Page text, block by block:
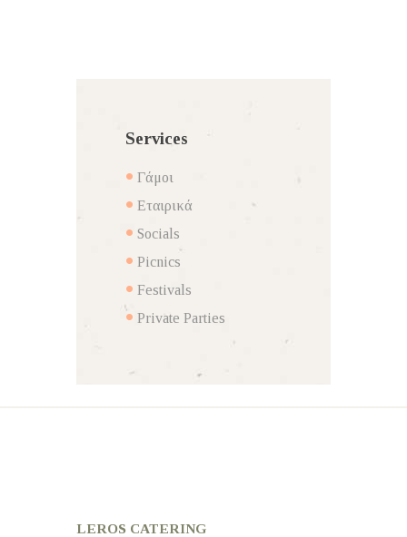
Services
Γάμοι
Εταιρικά
Socials
Picnics
Festivals
Private Parties
LEROS CATERING